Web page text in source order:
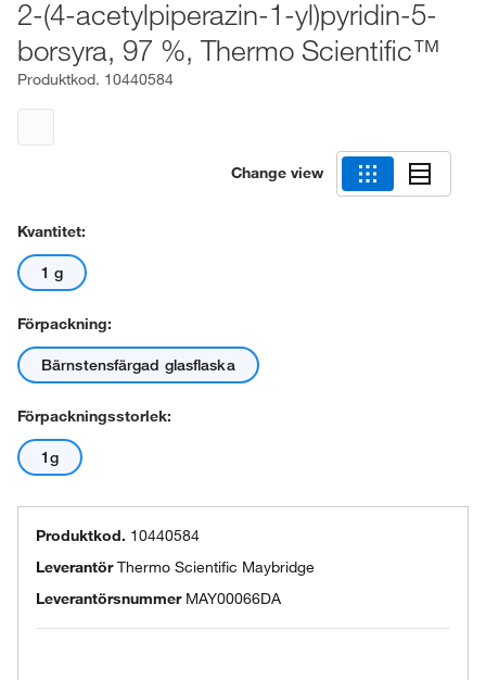
2-(4-acetylpiperazin-1-yl)pyridin-5-
borsyra, 97 %, Thermo Scientific™
Produktkod. 10440584
Change view
Kvantitet:
1 g
Förpackning:
Bärnstensfärgad glasflaska
Förpackningsstorlek:
1g
Produktkod. 10440584
LeverantörThermo Scientific Maybridge
Leverantörsnummer MAY00066DA